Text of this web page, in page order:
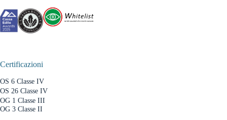
Certificazioni
OS 6 Classe IV
OS 26 Classe IV
OG 1 Classe III
OG 3 Classe II